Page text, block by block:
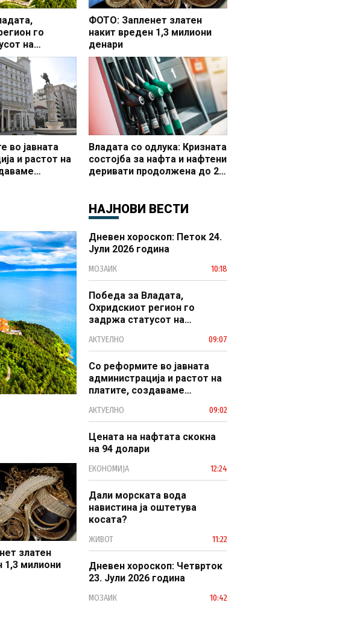
го
на
културно
во јавната
и растот на
ФОТО: Запленет златен
накит вреден 1,3 милиони
денари
Владата со одлука: Кризната
состојба за нафта и нафтени
деривати продолжена до 20
златен
1,3 милиони
НАЈНОВИ ВЕСТИ
Дневен хороскоп: Петок 24.
Јули 2026 година
МОЗАИК 10:18
Победа за Владата,
Охридскиот регион го
задржа статусот на
наследство
АКТУЕЛНО 09:07
Со реформите во јавната
администрација и растот на
платите, создаваме
модерен јавен сектор
АКТУЕЛНО 09:02
Цената на нафтата скокна
на 94 долари
ЕКОНОМИЈА 12:24
Дали морската вода
навистина ја оштетува
косата?
ЖИВОТ 11:22
Дневен хороскоп: Четврток
23. Јули 2026 година
МОЗАИК 10:42